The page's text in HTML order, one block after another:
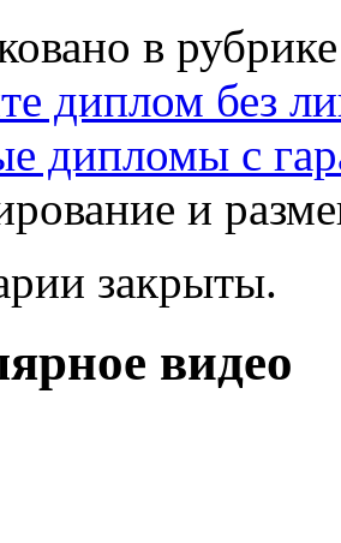
в
диплом без
дипломы с
и
закрыты.
видео